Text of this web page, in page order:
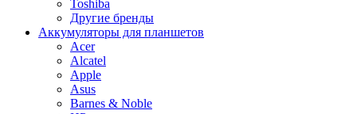
Toshiba
Другие бренды
Аккумуляторы для планшетов
Acer
Alcatel
Apple
Asus
Barnes & Noble